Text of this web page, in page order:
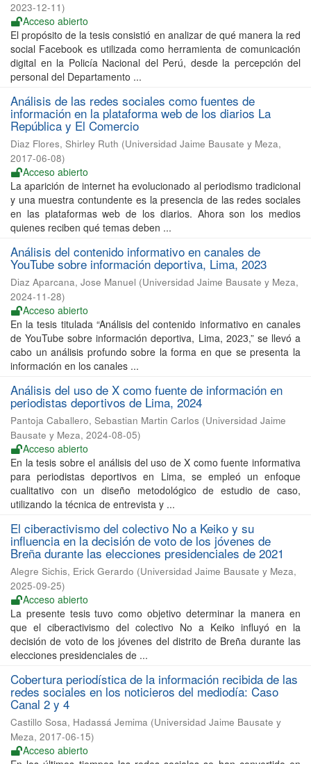
2023-12-11)
Acceso abierto
El propósito de la tesis consistió en analizar de qué manera la red
social Facebook es utilizada como herramienta de comunicación
digital en la Policía Nacional del Perú, desde la percepción del
personal del Departamento ...
Análisis de las redes sociales como fuentes de
información en la plataforma web de los diarios La
República y El Comercio
Diaz Flores, Shirley Ruth (Universidad Jaime Bausate y Meza,
2017-06-08)
Acceso abierto
La aparición de internet ha evolucionado al periodismo tradicional
y una muestra contundente es la presencia de las redes sociales
en las plataformas web de los diarios. Ahora son los medios
quienes reciben qué temas deben ...
Análisis del contenido informativo en canales de
YouTube sobre información deportiva, Lima, 2023
Diaz Aparcana, Jose Manuel (Universidad Jaime Bausate y Meza,
2024-11-28)
Acceso abierto
En la tesis titulada “Análisis del contenido informativo en canales
de YouTube sobre información deportiva, Lima, 2023,” se llevó a
cabo un análisis profundo sobre la forma en que se presenta la
información en los canales ...
Análisis del uso de X como fuente de información en
periodistas deportivos de Lima, 2024
Pantoja Caballero, Sebastian Martin Carlos (Universidad Jaime
Bausate y Meza, 2024-08-05)
Acceso abierto
En la tesis sobre el análisis del uso de X como fuente informativa
para periodistas deportivos en Lima, se empleó un enfoque
cualitativo con un diseño metodológico de estudio de caso,
utilizando la técnica de entrevista y ...
El ciberactivismo del colectivo No a Keiko y su
influencia en la decisión de voto de los jóvenes de
Breña durante las elecciones presidenciales de 2021
Alegre Sichis, Erick Gerardo (Universidad Jaime Bausate y Meza,
2025-09-25)
Acceso abierto
La presente tesis tuvo como objetivo determinar la manera en
que el ciberactivismo del colectivo No a Keiko influyó en la
decisión de voto de los jóvenes del distrito de Breña durante las
elecciones presidenciales de ...
Cobertura periodística de la información recibida de las
redes sociales en los noticieros del mediodía: Caso
Canal 2 y 4
Castillo Sosa, Hadassá Jemima (Universidad Jaime Bausate y
Meza, 2017-06-15)
Acceso abierto